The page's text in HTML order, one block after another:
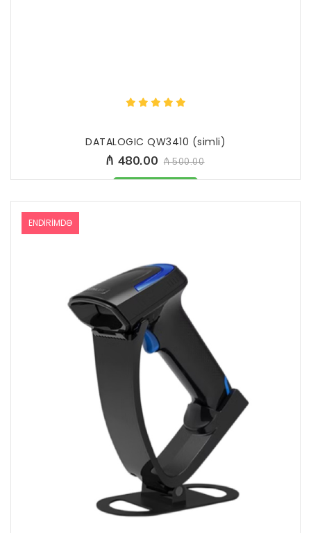
DATALOGIC QW3410 (simli)
₼ 480.00 ₼ 500.00
Məhsul mövcüddur
ENDIRIMDƏ